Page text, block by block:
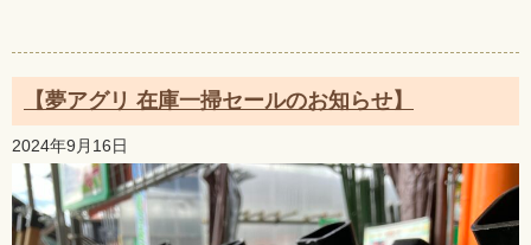
【夢アグリ 在庫一掃セールのお知らせ】
2024年9月16日